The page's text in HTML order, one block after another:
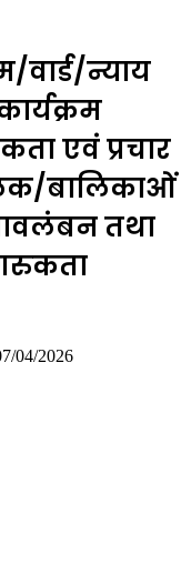
वार्ड/न्याय
एवं प्रचार
बालिकाओं
तथा
04/2026